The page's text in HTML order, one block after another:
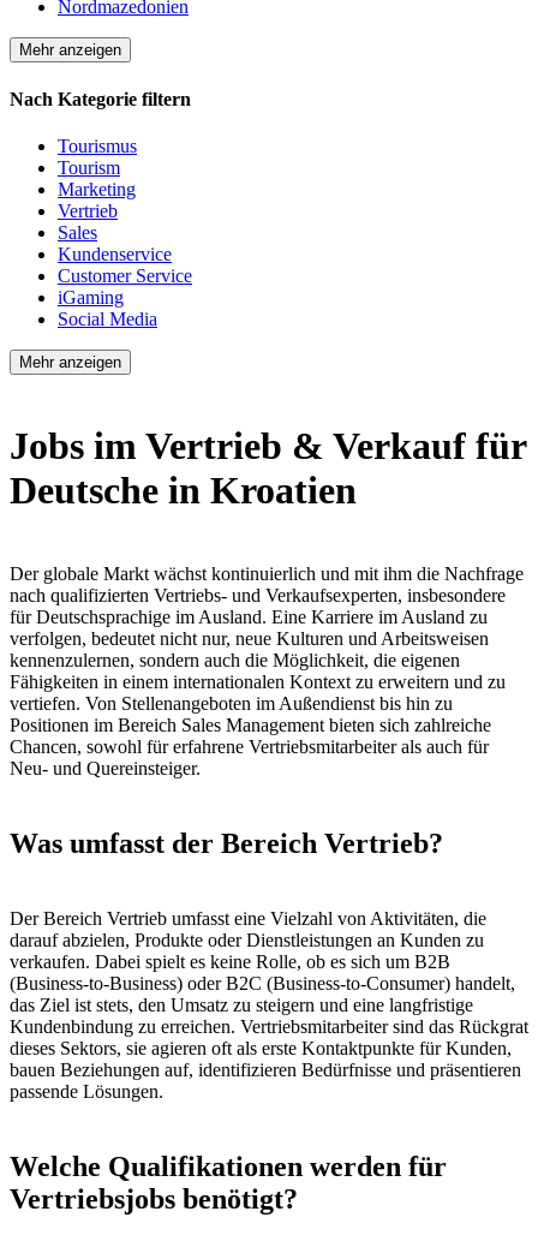
Nordmazedonien
Mehr anzeigen
Nach Kategorie filtern
Tourismus
Tourism
Marketing
Vertrieb
Sales
Kundenservice
Customer Service
iGaming
Social Media
Mehr anzeigen
Jobs im Vertrieb & Verkauf für
Deutsche in Kroatien
Der globale Markt wächst kontinuierlich und mit ihm die Nachfrage
nach qualifizierten Vertriebs- und Verkaufsexperten, insbesondere
für Deutschsprachige im Ausland. Eine Karriere im Ausland zu
verfolgen, bedeutet nicht nur, neue Kulturen und Arbeitsweisen
kennenzulernen, sondern auch die Möglichkeit, die eigenen
Fähigkeiten in einem internationalen Kontext zu erweitern und zu
vertiefen. Von Stellenangeboten im Außendienst bis hin zu
Positionen im Bereich Sales Management bieten sich zahlreiche
Chancen, sowohl für erfahrene Vertriebsmitarbeiter als auch für
Neu- und Quereinsteiger.
Was umfasst der Bereich Vertrieb?
Der Bereich Vertrieb umfasst eine Vielzahl von Aktivitäten, die
darauf abzielen, Produkte oder Dienstleistungen an Kunden zu
verkaufen. Dabei spielt es keine Rolle, ob es sich um B2B
(Business-to-Business) oder B2C (Business-to-Consumer) handelt,
das Ziel ist stets, den Umsatz zu steigern und eine langfristige
Kundenbindung zu erreichen. Vertriebsmitarbeiter sind das Rückgrat
dieses Sektors, sie agieren oft als erste Kontaktpunkte für Kunden,
bauen Beziehungen auf, identifizieren Bedürfnisse und präsentieren
passende Lösungen.
Welche Qualifikationen werden für
Vertriebsjobs benötigt?